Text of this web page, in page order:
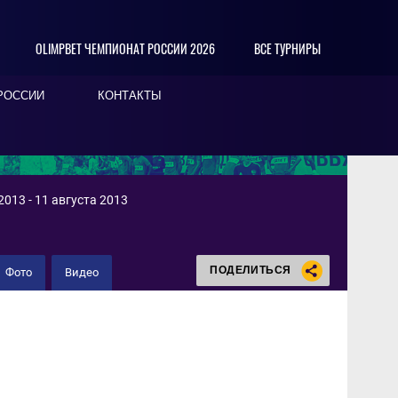
OLIMPBET ЧЕМПИОНАТ РОССИИ 2026 ВСЕ ТУРНИРЫ
КОНТАКТЫ
- 11 августа 2013
Фото Видео ПОДЕЛИТЬСЯ